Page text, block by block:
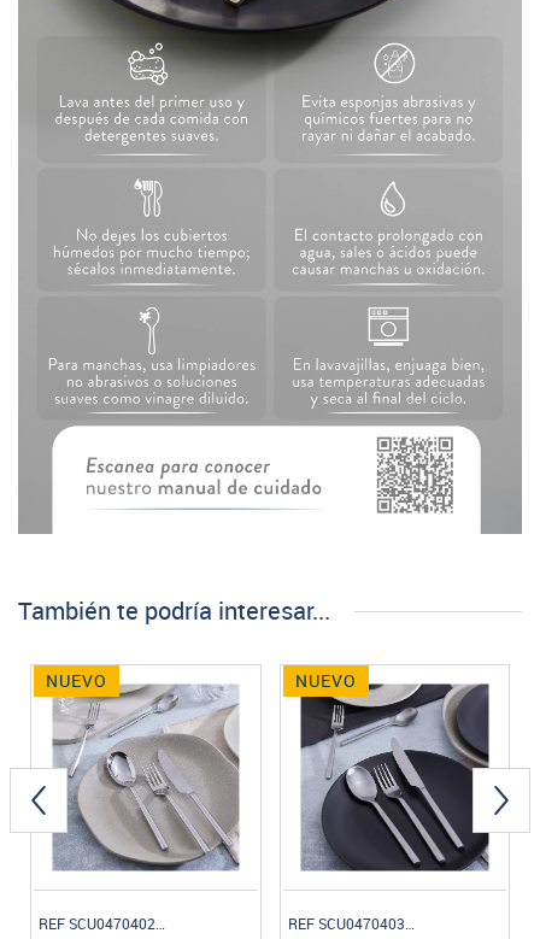
También te podría interesar...
NUEVO NUEVO